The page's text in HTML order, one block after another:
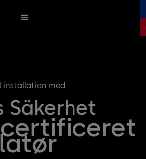
installation med
Säkerhet
certificeret